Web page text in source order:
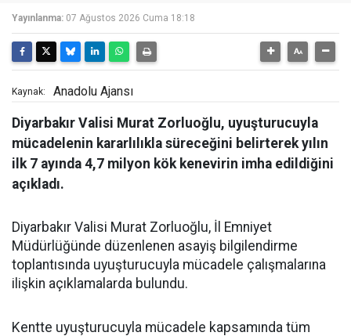
Yayınlanma: 07 Ağustos 2026 Cuma 18:18
Kaynak: Anadolu Ajansı
Diyarbakır Valisi Murat Zorluoğlu, uyuşturucuyla
mücadelenin kararlılıkla süreceğini belirterek yılın
ilk 7 ayında 4,7 milyon kök kenevirin imha edildiğini
açıkladı.
Diyarbakır Valisi Murat Zorluoğlu, İl Emniyet
Müdürlüğünde düzenlenen asayiş bilgilendirme
toplantısında uyuşturucuyla mücadele çalışmalarına
ilişkin açıklamalarda bulundu.
Kentte uyuşturucuyla mücadele kapsamında tüm